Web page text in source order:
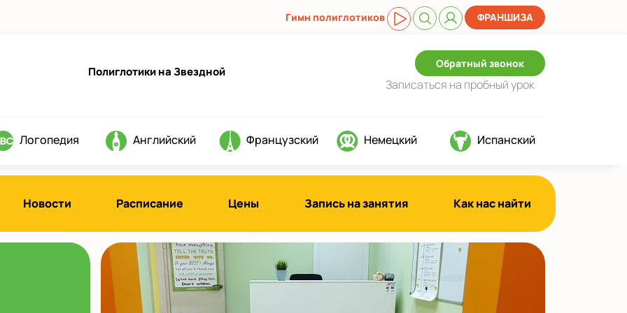
Гимн полиглотиков ФРАНШИЗА
Полиглотики на Звездной
Обратный звонок
Записаться на пробный урок
Логопедия Английский Французский Немецкий Испанский
Новости Расписание Цены Запись на занятия Как нас найти